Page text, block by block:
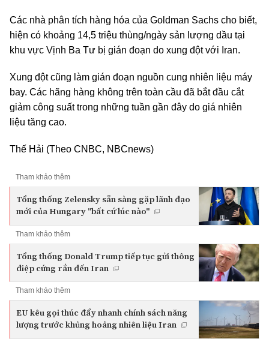
Các nhà phân tích hàng hóa của Goldman Sachs cho biết,
hiện có khoảng 14,5 triệu thùng/ngày sản lượng dầu tại
khu vực Vịnh Ba Tư bị gián đoạn do xung đột với Iran.
Xung đột cũng làm gián đoạn nguồn cung nhiên liệu máy
bay. Các hãng hàng không trên toàn cầu đã bắt đầu cắt
giảm công suất trong những tuần gần đây do giá nhiên
liệu tăng cao.
Thế Hải (Theo CNBC, NBCnews)
Tham khảo thêm
Tổng thống Zelensky sẵn sàng gặp lãnh đạo
mới của Hungary "bất cứ lúc nào"
Tham khảo thêm
Tổng thống Donald Trump tiếp tục gửi thông
điệp cứng rắn đến Iran
Tham khảo thêm
EU kêu gọi thúc đẩy nhanh chính sách năng
lượng trước khủng hoảng nhiên liệu Iran